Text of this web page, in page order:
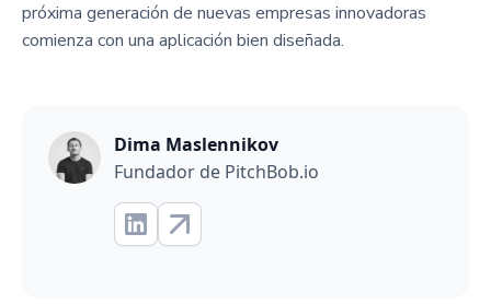
próxima generación de nuevas empresas innovadoras
comienza con una aplicación bien diseñada.
Dima Maslennikov
Fundador de PitchBob.io